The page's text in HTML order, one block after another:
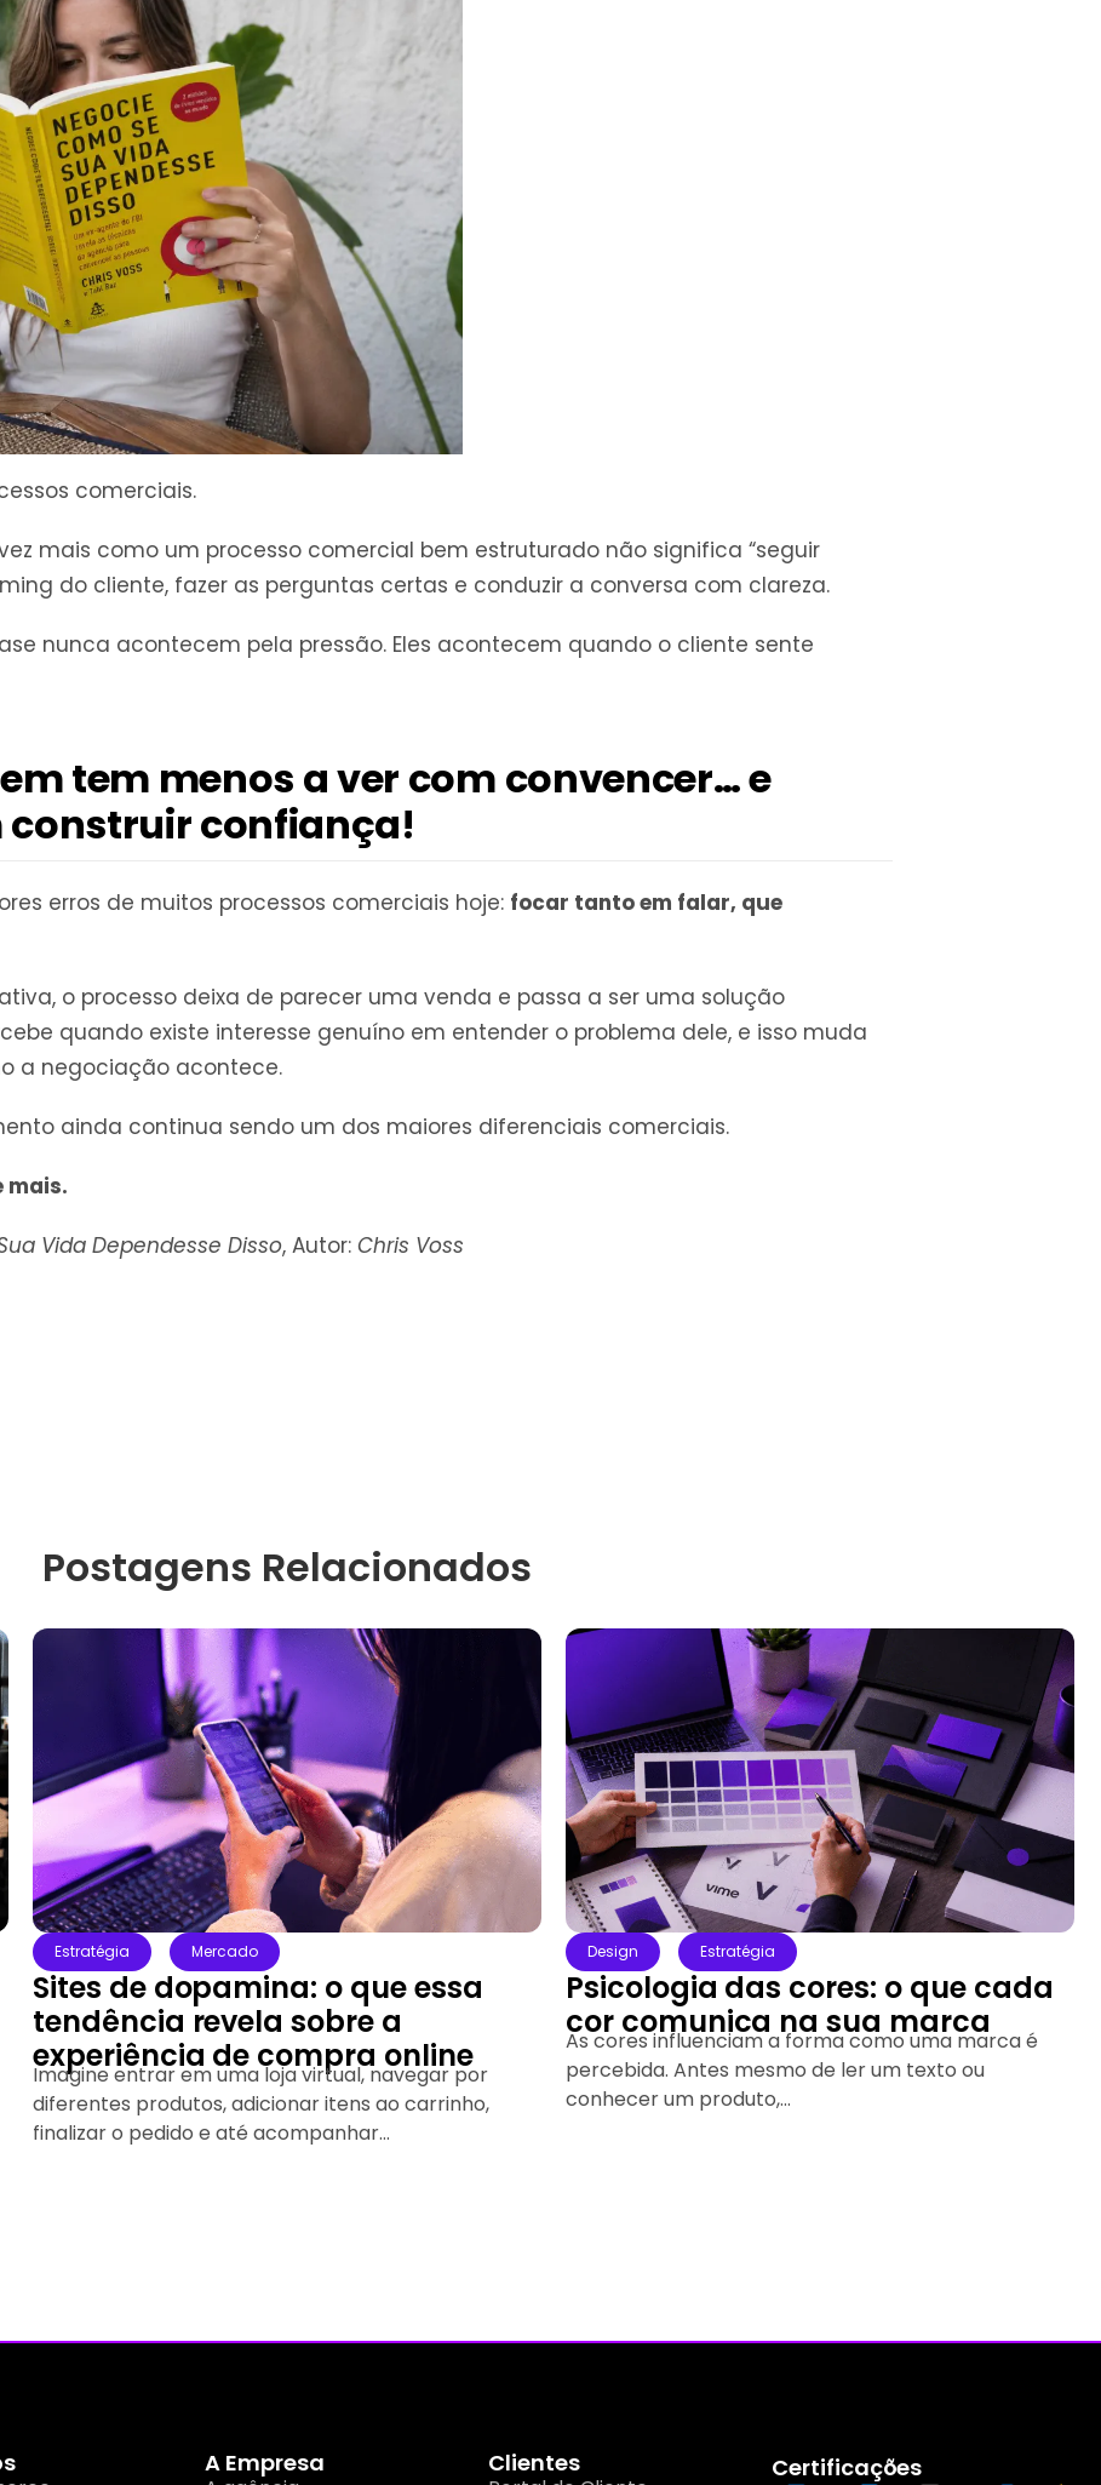
comerciais.
mais como um processo comercial bem estruturado não significa “seguir
do cliente, fazer as perguntas certas e conduzir a conversa com clareza.
nunca acontecem pela pressão. Eles acontecem quando o cliente sente
tem menos a ver com convencer… e
confiança!
erros de muitos processos comerciais hoje: focar tanto em falar, que
o processo deixa de parecer uma venda e passa a ser uma solução
quando existe interesse genuíno em entender o problema dele, e isso muda
a negociação acontece.
ainda continua sendo um dos maiores diferenciais comerciais.
mais.
Vida Dependesse Disso, Autor: Chris Voss
Postagens Relacionados
Design Estratégia
Psicologia das cores: o que cada
cor comunica na sua marca
As cores influenciam a forma como uma marca é
percebida. Antes mesmo de ler um texto ou
conhecer um produto,...
Estratégia Mercado
Meta Ads agora permite
identificar quais conversas
realmente viraram vendas
Campanhas de anúncios direcionadas para o
WhatsApp são uma das principais estratégias
A Empresa Clientes Certificações